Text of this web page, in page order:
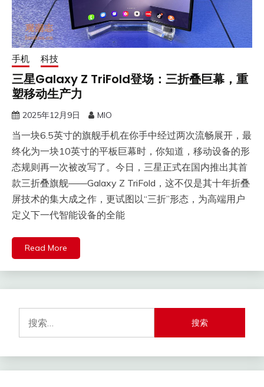
手机 科技
三星Galaxy Z TriFold登场：三折叠巨幕，重
塑移动生产力
2025年12月9日 MIO
当一块6.5英寸的旗舰手机在你手中经过两次流畅展开，最
终化为一块10英寸的平板巨幕时，你知道，移动设备的形
态规则再一次被改写了。今日，三星正式在国内推出其首
款三折叠旗舰——Galaxy Z TriFold，这不仅是其十年折叠
屏技术的集大成之作，更试图以“三折”形态，为高端用户
定义下一代智能设备的全能
Read More
索：